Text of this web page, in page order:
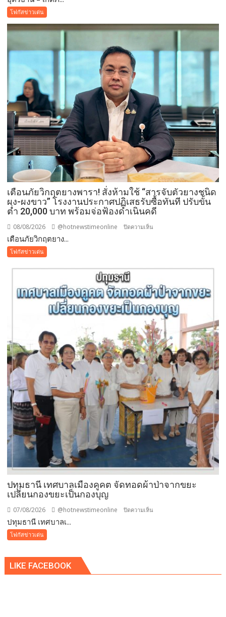
ประดิษฐาน
มหกรรม
สวน
อุดรธานี
2569
เปิด
พื้นที่
ศรัทธา
คู่
ขนาน
มหกรรม
พืช
สวน
โฟกัสข่าวเด่น
เตือนภัยวิกฤตยางพารา! สั่งห้ามใช้ “สารจับตัวยางชนิด
ผง-ผงขาว” โรงงานประกาศปฏิเสธรับซื้อทันที ปรับขั้น
ต่ำ 20,000 บาท พร้อมจ่อฟ้องดำเนินคดี
08/08/2026 @hotnewstimeonline ปิดความเห็น
ยางพารา!
ห้าม
ใช้
“สาร
จับ
ตัว
ยาง
ชนิด
ผง-
ผงขาว”
โรงงาน
ประกาศ
ปฏิเสธ
รับ
ซื้อ
ขั้น
ต่ำ
เตือนภัยวิกฤตยาง...
โฟกัสข่าวเด่น
ปทุมธานี เทศบาลเมืองคูคต จัดทอดผ้าป่าจากขยะ
เปลี่ยนกองขยะเป็นกองบุญ
07/08/2026 @hotnewstimeonline ปิดความเห็น
ทอด
ปทุมธานี เทศบาลเ...
โฟกัสข่าวเด่น
LIKE FACEBOOK